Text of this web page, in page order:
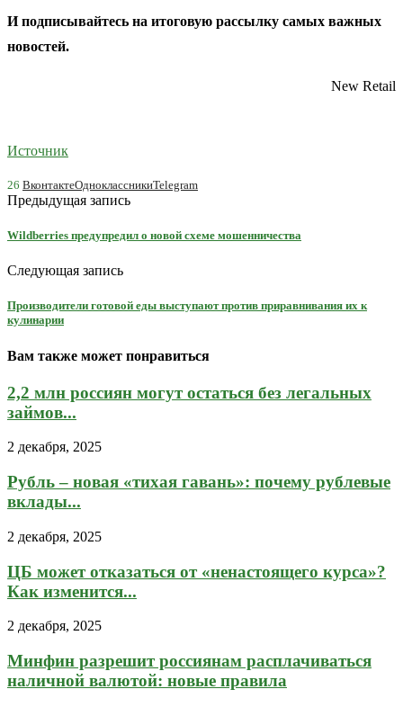
Иподписывайтесь на итоговую рассылку самых важных
новостей.
New Retail
Источник
26 ВконтактеОдноклассникиTelegram
Предыдущая запись
Wildberries предупредил о новой схеме мошенничества
Следующая запись
Производители готовой еды выступают против приравнивания их к
кулинарии
Вам также может понравиться
2,2 млн россиян могут остаться без легальных
займов...
2 декабря, 2025
Рубль – новая «тихая гавань»: почему рублевые
вклады...
2 декабря, 2025
ЦБ может отказаться от «ненастоящего курса»?
Как изменится...
2 декабря, 2025
Минфин разрешит россиянам расплачиваться
наличной валютой: новые правила